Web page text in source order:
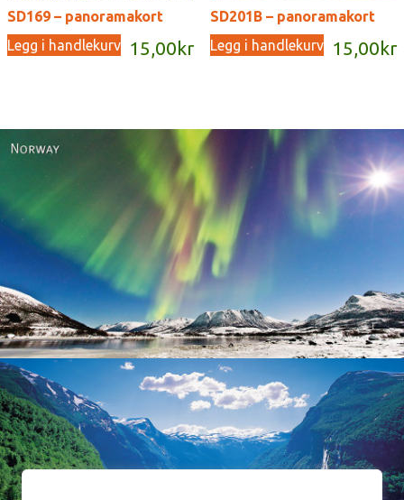
SD169 – panoramakort
15,00 kr
Legg i handlekurv
SD201B – panoramakort
15,00 kr
Legg i handlekurv
Norway